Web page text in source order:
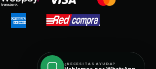
¿NECESITAS AYUDA?